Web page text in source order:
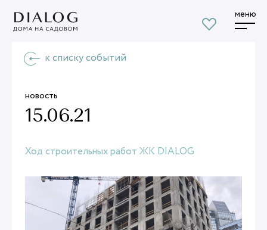
меню
к списку событий
новость
15.06.21
Ход строительных работ ЖК DIALOG